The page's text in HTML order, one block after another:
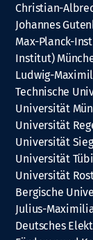
Christian-
Johannes
Max-Planck-
Institut)
Ludwig-
Technische
Universität
Universität
Universität
Universität
Universität
Bergische
Julius-
Deutsches